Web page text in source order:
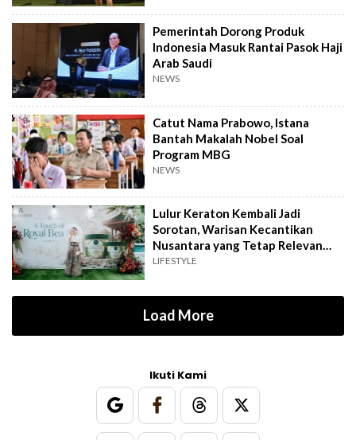
Pemerintah Dorong Produk
Indonesia Masuk Rantai Pasok Haji
Arab Saudi
NEWS
Catut Nama Prabowo, Istana
Bantah Makalah Nobel Soal
Program MBG
NEWS
Lulur Keraton Kembali Jadi
Sorotan, Warisan Kecantikan
Nusantara yang Tetap Relevan
hingga Kini
LIFESTYLE
Load More
Ikuti Kami